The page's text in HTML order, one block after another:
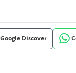
Discover